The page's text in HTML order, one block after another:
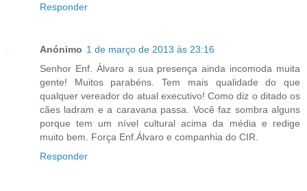
Responder
Anónimo 1 de março de 2013 às 23:16
Senhor Enf. Álvaro a sua presença ainda incomoda muita
gente! Muitos parabéns. Tem mais qualidade do que
qualquer vereador do atual executivo! Como diz o ditado os
cães ladram e a caravana passa. Você faz sombra alguns
porque tem um nível cultural acima da média e redige
muito bem. Força Enf.Álvaro e companhia do CIR.
Responder